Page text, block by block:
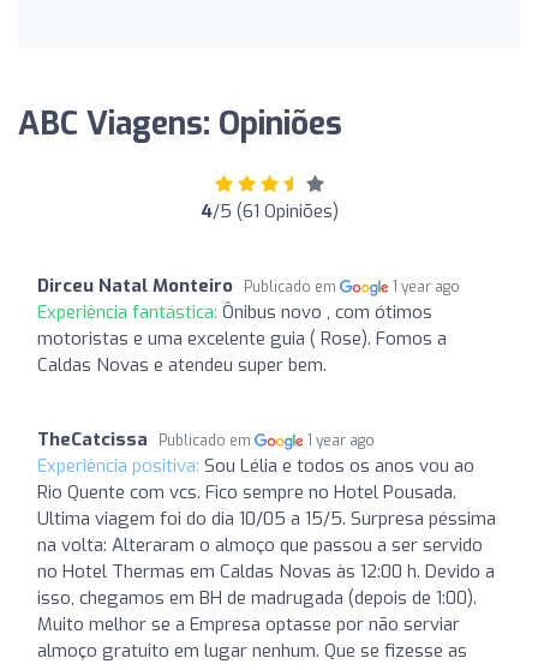
ABC Viagens: Opiniões
4/5 (61 Opiniões)
Dirceu Natal Monteiro Publicado em 1 year ago
Experiência fantástica: Ônibus novo , com ótimos
motoristas e uma excelente guia ( Rose). Fomos a
Caldas Novas e atendeu super bem.
TheCatcissa Publicado em 1 year ago
Experiência positiva: Sou Lélia e todos os anos vou ao
Rio Quente com vcs. Fico sempre no Hotel Pousada.
Ultima viagem foi do dia 10/05 a 15/5. Surpresa péssima
na volta: Alteraram o almoço que passou a ser servido
no Hotel Thermas em Caldas Novas às 12:00 h. Devido a
isso, chegamos em BH de madrugada (depois de 1:00).
Muito melhor se a Empresa optasse por não serviar
almoço gratuito em lugar nenhum. Que se fizesse as